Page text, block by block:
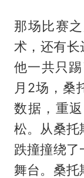
那场比赛
术，还有
他一共只
月2场，桑
数据，重
松。从桑托
跌撞撞绕了
舞台。桑托